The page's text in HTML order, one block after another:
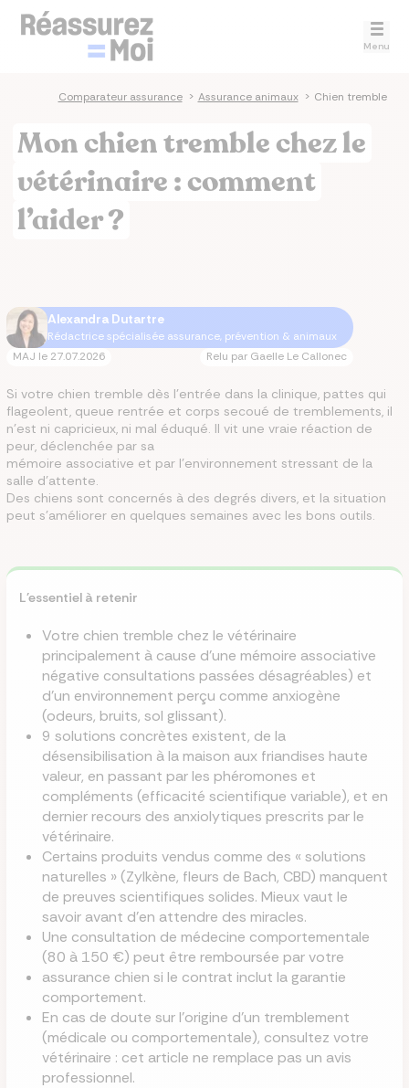
Menu
Comparateur assurance > Assurance animaux > Chien tremble
Mon chien tremble chez le
vétérinaire : comment
l’aider ?
Alexandra Dutartre
Rédactrice spécialisée assurance, prévention & animaux
MAJ le 27.07.2026 Relu par Gaelle Le Callonec
Si votre chien tremble dès l'entrée dans la clinique, pattes qui
flageolent, queue rentrée et corps secoué de tremblements, il
n'est ni capricieux, ni mal éduqué. Il vit une vraie réaction de
peur, déclenchée par sa
mémoire associative et par l'environnement stressant de la
salle d'attente.
Des chiens sont concernés à des degrés divers, et la situation
peut s'améliorer en quelques semaines avec les bons outils.
L'essentiel à retenir
Votre chien tremble chez le vétérinaire
principalement à cause d'une mémoire associative
négative consultations passées désagréables) et
d'un environnement perçu comme anxiogène
(odeurs, bruits, sol glissant).
9 solutions concrètes existent, de la
désensibilisation à la maison aux friandises haute
valeur, en passant par les phéromones et
compléments (efficacité scientifique variable), et en
dernier recours des anxiolytiques prescrits par le
vétérinaire.
Certains produits vendus comme des « solutions
naturelles » (Zylkène, fleurs de Bach, CBD) manquent
de preuves scientifiques solides. Mieux vaut le
savoir avant d'en attendre des miracles.
Une consultation de médecine comportementale
(80 à 150 €) peut être remboursée par votre
assurance chien si le contrat inclut la garantie
comportement.
En cas de doute sur l'origine d'un tremblement
(médicale ou comportementale), consultez votre
vétérinaire : cet article ne remplace pas un avis
professionnel.